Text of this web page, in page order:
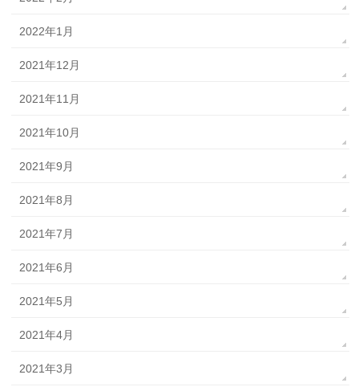
2022年1月
2021年12月
2021年11月
2021年10月
2021年9月
2021年8月
2021年7月
2021年6月
2021年5月
2021年4月
2021年3月